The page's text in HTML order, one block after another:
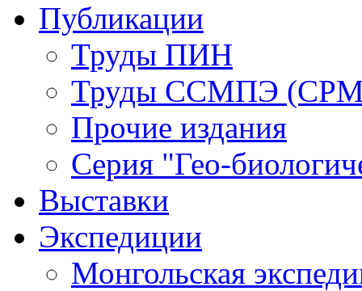
Публикации
Труды ПИН
Труды ССМПЭ
Прочие издания
Серия "Гео-
Выставки
Экспедиции
Монгольская